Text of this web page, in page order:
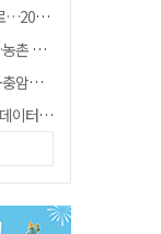
급락
칼날
합 직격
억 투입
다"
도"